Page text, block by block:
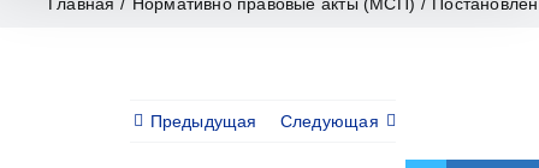
Предыдущая Следующая